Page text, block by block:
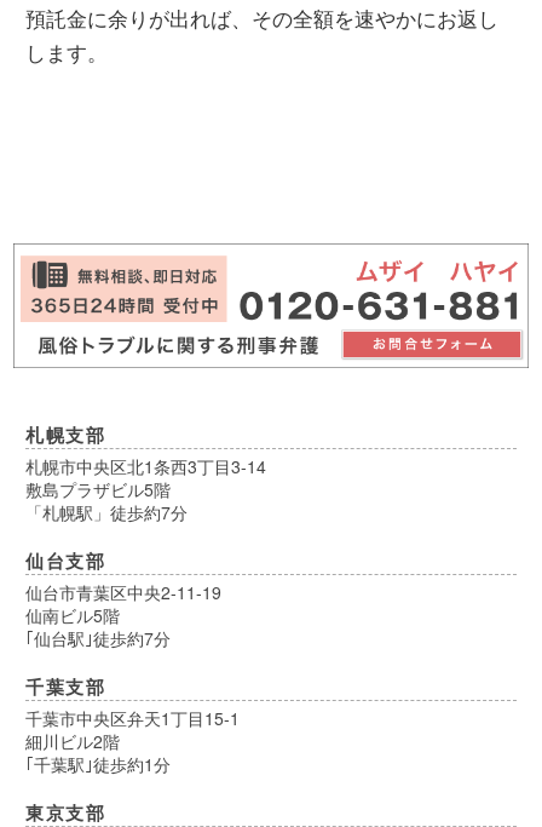
預託金に余りが出れば、その全額を速やかにお返し
します。
札幌支部
札幌市中央区北1条西3丁目3-14
敷島プラザビル5階
「札幌駅」徒歩約7分
仙台支部
仙台市青葉区中央2-11-19
仙南ビル5階
｢仙台駅｣徒歩約7分
千葉支部
千葉市中央区弁天1丁目15-1
細川ビル2階
｢千葉駅｣徒歩約1分
東京支部